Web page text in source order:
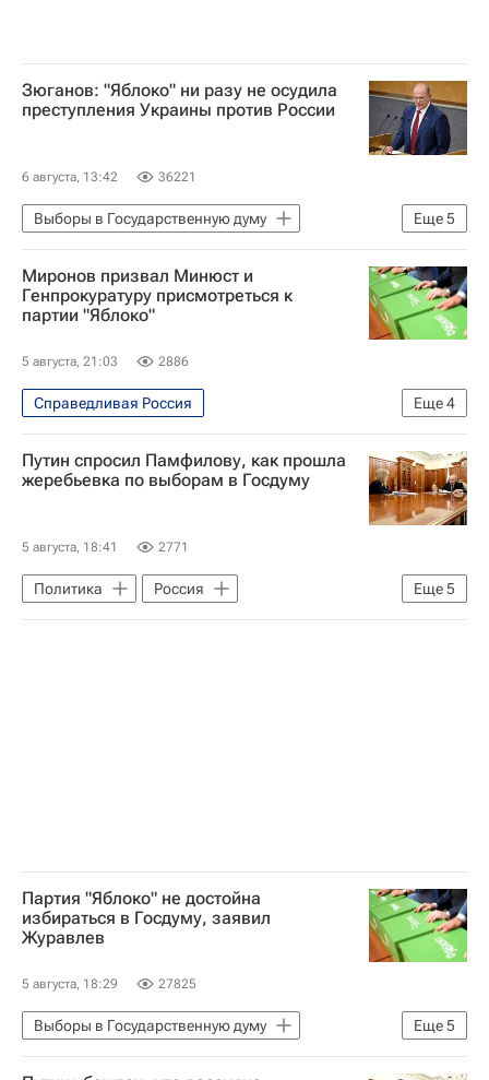
Зюганов: "Яблоко" ни разу не осудила
преступления Украины против России
6 августа, 13:42 36221
Еще5
Выборы в Государственную думу
Россия
Геннадий Зюганов
Григорий Явлинский
Яблоко
КПРФ
Миронов призвал Минюст и
Генпрокуратуру присмотреться к
партии "Яблоко"
5 августа, 21:03 2886
Еще4
Справедливая Россия
Выборы в Государственную думу
Сергей Миронов
Яблоко
Путин спросил Памфилову, как прошла
жеребьевка по выборам в Госдуму
5 августа, 18:41 2771
Еще5
Политика
Россия
Элла Памфилова
Владимир Путин
Партия "Яблоко" не достойна
избираться в Госдуму, заявил
Журавлев
5 августа, 18:29 27825
Еще5
Выборы в Государственную думу
Политика
Алексей Журавлев